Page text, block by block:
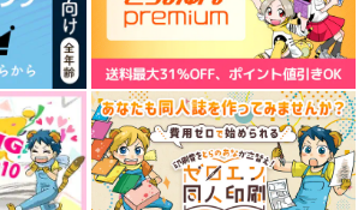
夏の日のエイティーン
BOWOW
629円（税込）
武蔵厳×蛭魔妖一
三十七度、夏
ALC.5%
315円（税込）
バズビー×ユーグラム